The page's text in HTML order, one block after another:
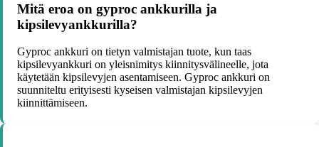
Mitä eroa on gyproc ankkurilla ja
kipsilevyankkurilla?
Gyproc ankkuri on tietyn valmistajan tuote, kun taas
kipsilevyankkuri on yleisnimitys kiinnitysvälineelle, jota
käytetään kipsilevyjen asentamiseen. Gyproc ankkuri on
suunniteltu erityisesti kyseisen valmistajan kipsilevyjen
kiinnittämiseen.